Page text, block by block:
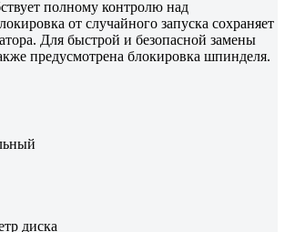
полному контролю над
от случайного запуска сохраняет
Для быстрой и безопасной замены
предусмотрена блокировка шпинделя.
диска